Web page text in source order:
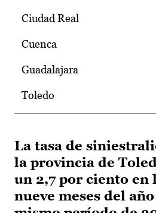
Ciudad Real
Cuenca
Guadalajara
Toledo
La tasa de
la provincia de
un 2,7 por ciento en
nueve meses del